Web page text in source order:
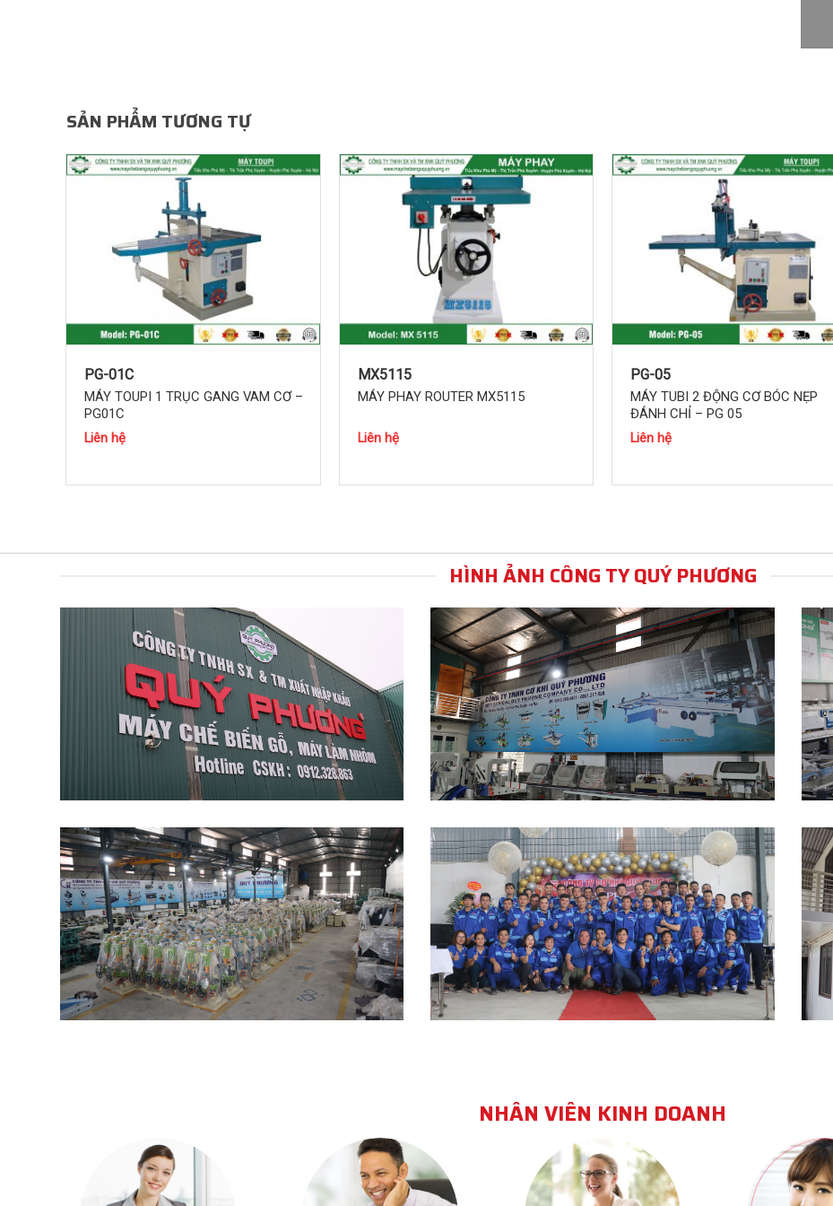
Có 2 cách sử dụng máy tubi
Chạy dựa cốt và chạy dựa cử. Máy tubi thường sử dụng cùng máy đưa phôi (thường gọi là đầu bò) để đảm
bảo độ an toàn cho người sử dụng.
Công ty Quý Phương là doanh nghiệp chuyên sản xuất và cung cấp các loại máy chế biến gỗ Với giá bán
máy tubi cạnh tranh nhất thị trường, hỗ trợ tư vấn kỹ thuật miễn phí cho khách hàng.
Giá bán máy tubi
Để mua máy Tubi chính hãng giá tốt nhất hãy tìm đơn vị có lâu năm trong nghề, uy tín trên thị trường đặc
biệt trong ngành gỗ phải kể đến Máy Chế Biến Gỗ Quý Phương. Là đơn vị có hơn 20 năm kinh nghiệm
trong nghề, đã cung cấp tới hàng ngàn khách hàng trên cả nước
Hotline:0981.217.888 – 0925.797.888 – 0969.844.588 – 0969.844.599
Email: Cokhitonghopquyphuong@gmail.com
Địa chỉ: Tiểu Khu Phú Mỹ – Thị Trấn Phú Xuyên – Huyện Phú Xuyên – Hà Nội
Xem hình ảnh chi tiết
SẢN PHẨM TƯƠNG TỰ
PG-01C
MÁY TOUPI 1 TRỤC GANG VAM CƠ –
PG01C
Liên hệ
MX5115
MÁY PHAY ROUTER MX5115
Liên hệ
PG-05
MÁY TUBI 2 ĐỘNG CƠ BÓC NẸP
ĐÁNH CHỈ – PG 05
Liên hệ
HÌNH ẢNH CÔNG TY QUÝ PHƯƠNG
NHÂN VIÊN KINH DOANH